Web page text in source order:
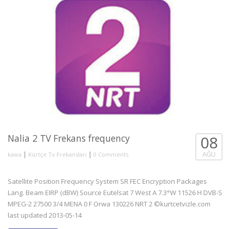
Nalia 2 TV Frekans frequency
kawa | Kürtçe Tv Frekansları | 0 Comments
08
AĞU
Satellite Position Frequency System SR FEC Encryption Packages
Lang. Beam EIRP (dBW) Source Eutelsat 7 West A 7.3°W 11526 H DVB-S
MPEG-2 27500 3/4 MENA 0 F Orwa 130226 NRT 2 ©kurtcetvizle.com
last updated 2013-05-14